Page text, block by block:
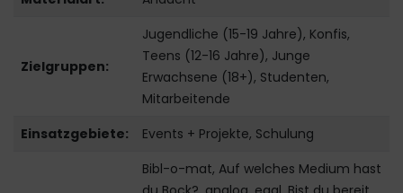
Zielgruppen:
Jugendliche (15-19 Jahre), Konfis,
Teens (12-16 Jahre), Junge
Erwachsene (18+), Studenten,
Mitarbeitende
Einsatzgebiete:
Events + Projekte, Schulung
Bibl-o-mat, Auf welches Medium hast